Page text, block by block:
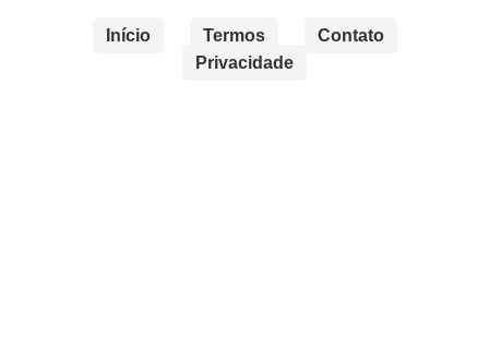
Início Termos
Contato
Privacidade